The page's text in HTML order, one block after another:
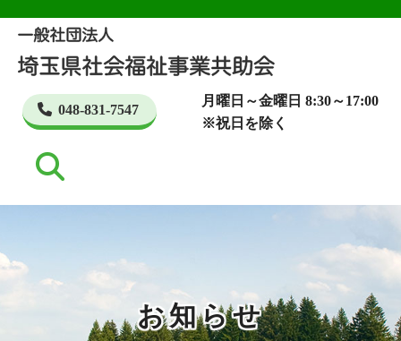
048-831-7547
月曜日～金曜日 8:30～17:00
※祝日を除く
お知らせ